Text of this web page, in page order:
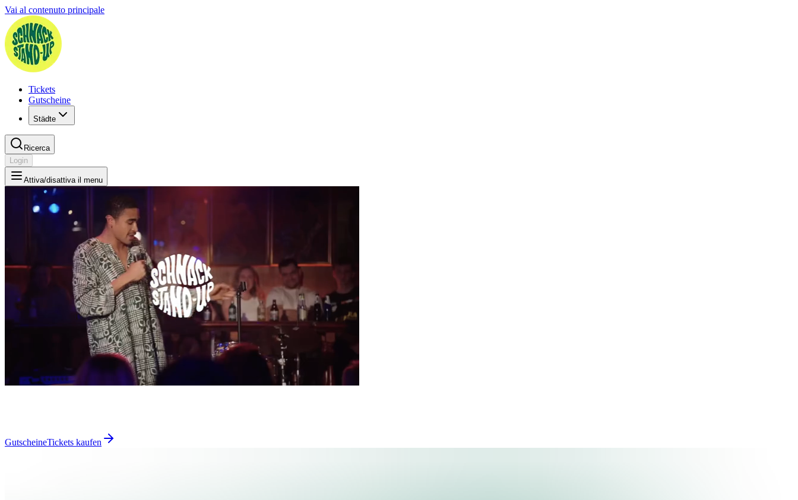
Vai al contenuto principale
Tickets
Gutscheine
Städte
Ricerca
Login
Attiva/disattiva il menu
GutscheineTickets kaufen